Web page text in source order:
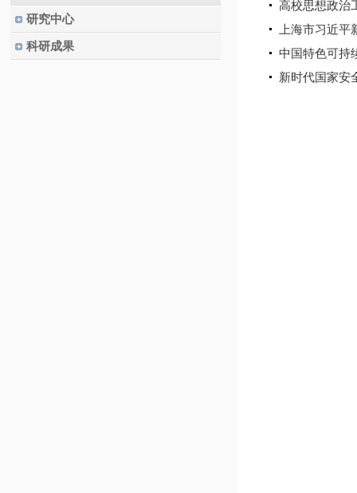
研究中心
科研成果
高校思想政治
上海市习近
中国特色可持
新时代国家安